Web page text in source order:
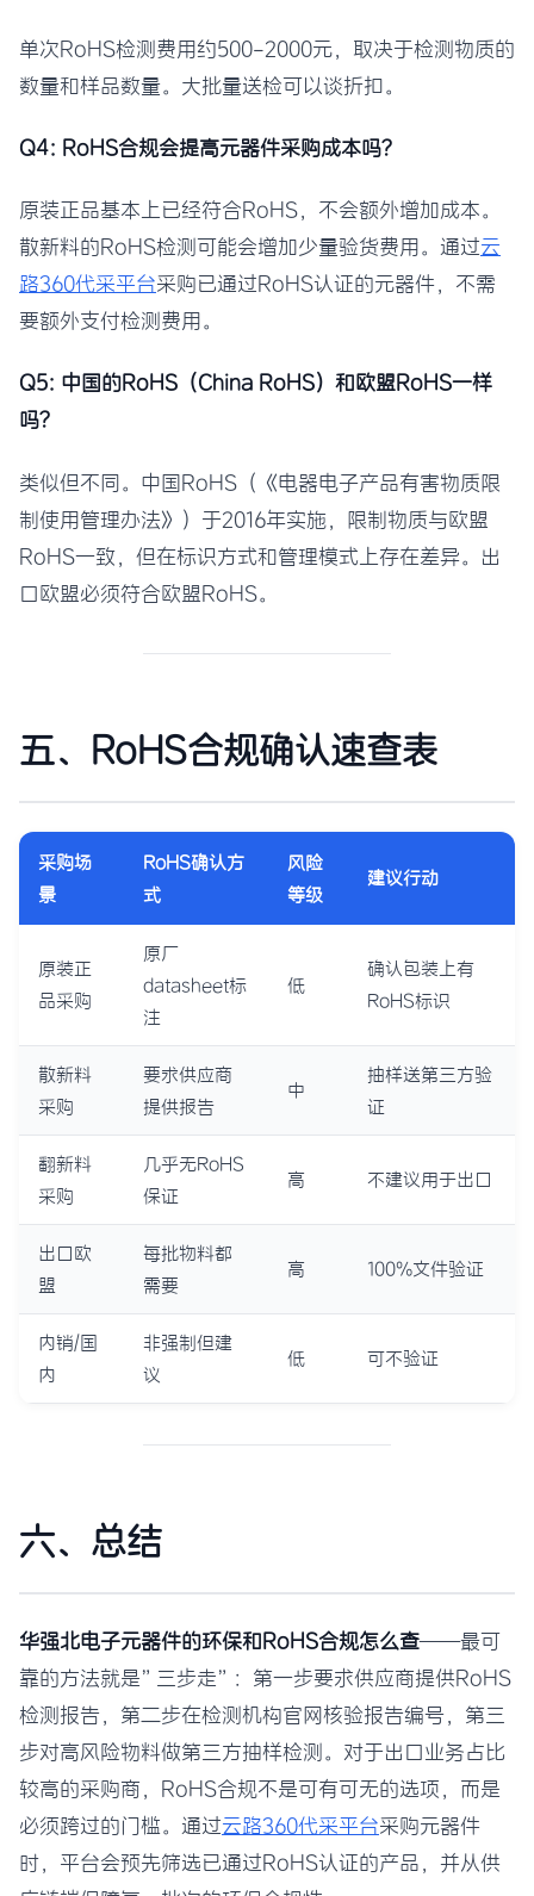
单次RoHS检测费用约500-2000元，取决于检测物质的
数量和样品数量。大批量送检可以谈折扣。
Q4: RoHS合规会提高元器件采购成本吗？
原装正品基本上已经符合RoHS，不会额外增加成本。
散新料的RoHS检测可能会增加少量验货费用。通过云
路360代采平台采购已通过RoHS认证的元器件，不需
要额外支付检测费用。
Q5: 中国的RoHS（China RoHS）和欧盟RoHS一样
吗？
类似但不同。中国RoHS（《电器电子产品有害物质限
制使用管理办法》）于2016年实施，限制物质与欧盟
RoHS一致，但在标识方式和管理模式上存在差异。出
口欧盟必须符合欧盟RoHS。
五、RoHS合规确认速查表
采购场
景
RoHS确认方
式
风险
等级
建议行动
原装正
品采购
原厂
datasheet标
注
低
确认包装上有
RoHS标识
散新料
采购
要求供应商
提供报告
中
抽样送第三方验
证
翻新料
采购
几乎无RoHS
保证
高 不建议用于出口
出口欧
盟
每批物料都
需要
高 100%文件验证
内销/国
内
非强制但建
议
低 可不验证
六、总结
华强北电子元器件的环保和RoHS合规怎么查——最可
靠的方法就是”三步走”：第一步要求供应商提供RoHS
检测报告，第二步在检测机构官网核验报告编号，第三
步对高风险物料做第三方抽样检测。对于出口业务占比
较高的采购商，RoHS合规不是可有可无的选项，而是
必须跨过的门槛。通过云路360代采平台采购元器件
时，平台会预先筛选已通过RoHS认证的产品，并从供